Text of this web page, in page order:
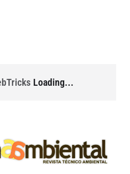
Loading...